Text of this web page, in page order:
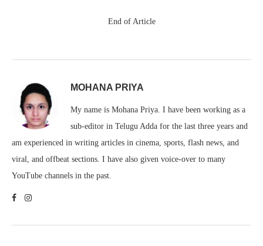
End of Article
MOHANA PRIYA
My name is Mohana Priya. I have been working as a
sub-editor in Telugu Adda for the last three years and
am experienced in writing articles in cinema, sports, flash news, and
viral, and offbeat sections. I have also given voice-over to many
YouTube channels in the past.